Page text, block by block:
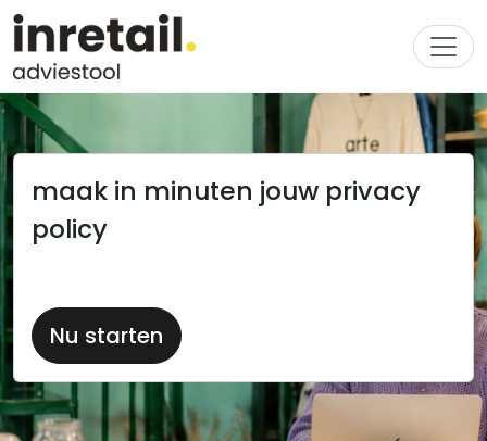
maak in minuten jouw privacy
policy
Nu starten